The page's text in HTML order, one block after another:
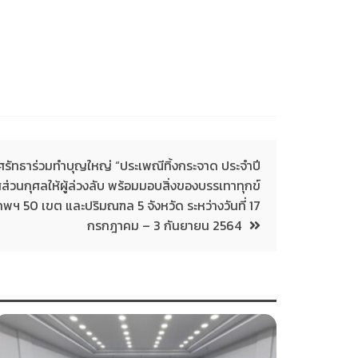
ธาร่วมทำบุญใหญ่ “ประเพณีทิ้งกระจาด ประจำปี
วนกุศลให้ผู้ล่วงลับ พร้อมมอบสิ่งของบรรเทาทุกข์
ฯ 50 เขต และปริมณฑล 5 จังหวัด ระหว่างวันที่ 17
กรกฎาคม – 3 กันยายน 2564